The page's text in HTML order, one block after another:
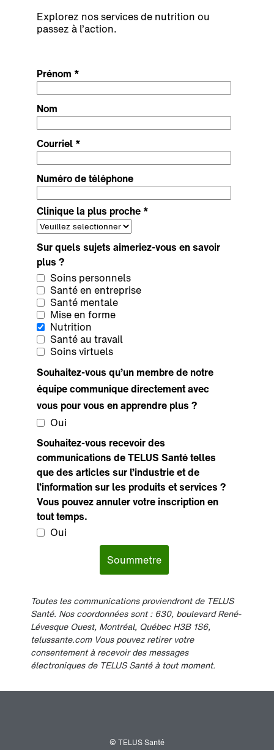
Explorez nos services de nutrition ou
passez à l’action.
Prénom *
Nom
Courriel *
Numéro de téléphone
Clinique la plus proche *
Sur quels sujets aimeriez-vous en savoir
plus ?
Soins personnels
Santé en entreprise
Santé mentale
Mise en forme
Nutrition
Santé au travail
Soins virtuels
Souhaitez-vous qu’un membre de notre
équipe communique directement avec
vous pour vous en apprendre plus ?
Oui
Souhaitez-vous recevoir des
communications de TELUS Santé telles
que des articles sur l’industrie et de
l’information sur les produits et services ?
Vous pouvez annuler votre inscription en
tout temps.
Oui
Soummetre
Toutes les communications proviendront de TELUS
Santé. Nos coordonnées sont : 630, boulevard René-
Lévesque Ouest, Montréal, Québec H3B 1S6,
telussante.com Vous pouvez retirer votre
consentement à recevoir des messages
électroniques de TELUS Santé à tout moment.
© TELUS Santé